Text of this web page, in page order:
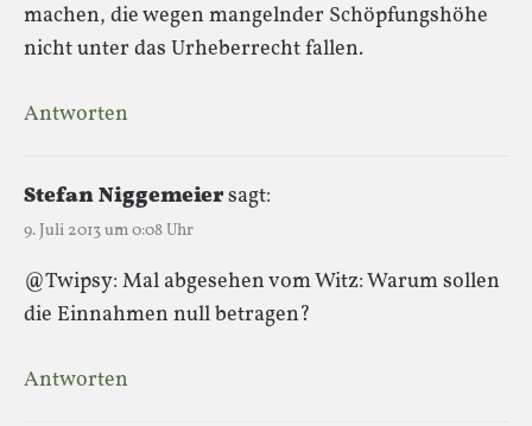
machen, die wegen mangelnder Schöpfungshöhe
nicht unter das Urheberrecht fallen.
Antworten
Stefan Niggemeiersagt:
9. Juli 2013 um 0:08 Uhr
@Twipsy: Mal abgesehen vom Witz: Warum sollen
die Einnahmen null betragen?
Antworten